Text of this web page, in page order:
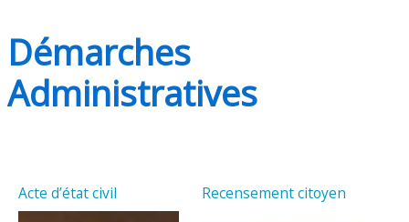
Démarches
Administratives
Acte d’état civil Recensement citoyen